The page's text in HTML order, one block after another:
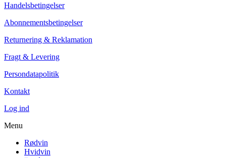
Handelsbetingelser
Abonnementsbetingelser
Returnering & Reklamation
Fragt & Levering
Persondatapolitik
Kontakt
Log ind
Menu
Rødvin
Hvidvin